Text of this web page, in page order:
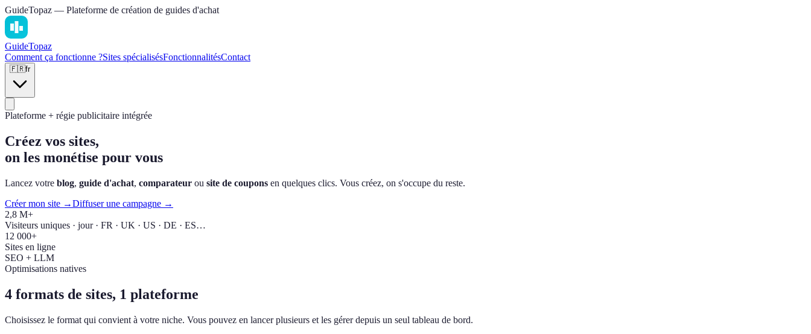
GuideTopaz — Plateforme de création de guides d'achat
GuideTopaz
Comment ça fonctionne ?Sites spécialisésFonctionnalitésContact
🇫🇷fr
Plateforme + régie publicitaire intégrée
Créez vos sites,
on les monétise pour vous
Lancez votre blog, guide d'achat, comparateur ou site de coupons en quelques clics. Vous créez, on s'occupe du reste.
Créer mon site →Diffuser une campagne →
2,8 M+
Visiteurs uniques · jour · FR · UK · US · DE · ES…
12 000+
Sites en ligne
SEO + LLM
Optimisations natives
4 formats de sites, 1 plateforme
Choisissez le format qui convient à votre niche. Vous pouvez en lancer plusieurs et les gérer depuis un seul tableau de bord.